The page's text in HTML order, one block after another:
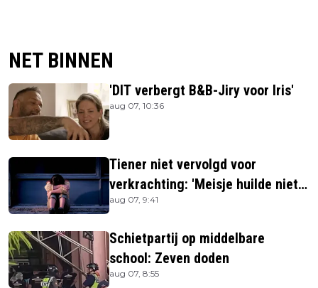
NET BINNEN
'DIT verbergt B&B-Jiry voor Iris'
aug 07, 10:36
Tiener niet vervolgd voor
verkrachting: 'Meisje huilde niet
hard genoeg'
aug 07, 9:41
Schietpartij op middelbare
school: Zeven doden
aug 07, 8:55